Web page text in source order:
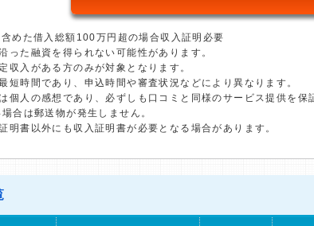
めた借入総額100万円超の場合収入証明必要
った融資を得られない可能性があります。
収入がある方のみが対象となります。
時間であり、申込時間や審査状況などにより異なります。
個人の感想であり、必ずしも口コミと同様のサービス提供を保
合は郵送物が発生しません。
明書以外にも収入証明書が必要となる場合があります。